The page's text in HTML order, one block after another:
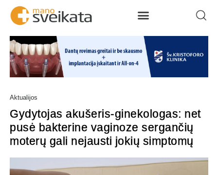
Aktualijos
Gydytojas akušeris-ginekologas: net
pusė bakterine vaginoze sergančių
moterų gali nejausti jokių simptomų